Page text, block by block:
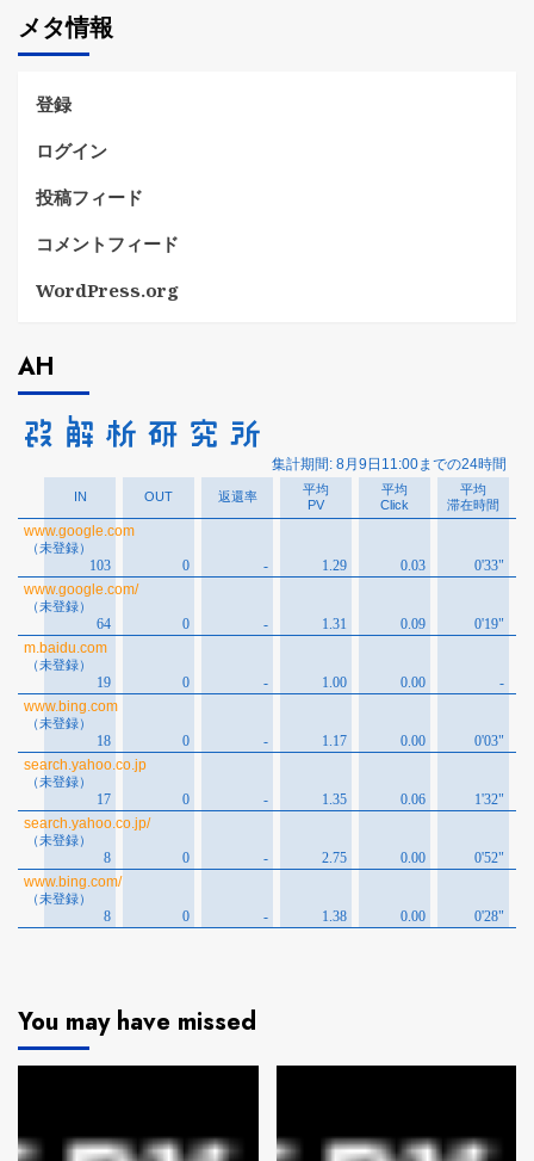
リ
ー
メタ情報
登録
ログイン
投稿フィード
コメントフィード
WordPress.org
AH
You may have missed